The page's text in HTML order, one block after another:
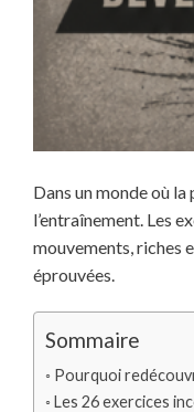
Dans un monde où
l’entraînement. Les
mouvements, riches
éprouvées.
Sommaire
Pourquoi
Les 26 exercices